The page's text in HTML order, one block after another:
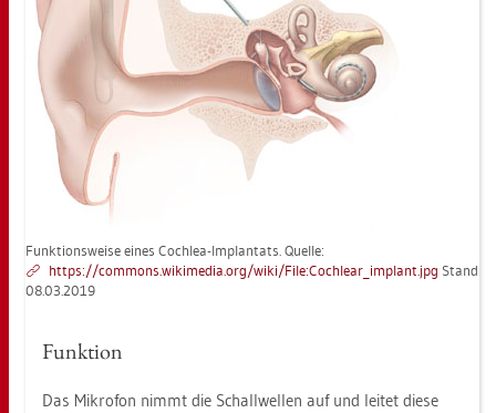
Funk­ti­ons­wei­se eines Co­ch­lea-Im­plan­tats. Quel­le:
https://​com­mons.​wi­ki­me­dia.​org/​wiki/​File:​Co­ch­le­ar_​im­plant.​jpg Stand
08.03.2019
Funk­ti­on
Das Mi­kro­fon nimmt die Schall­wel­len auf und lei­tet diese